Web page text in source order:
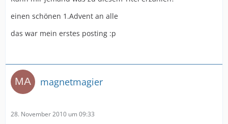
einen schönen 1.Advent an alle
das war mein erstes posting :p
magnetmagier
28. November 2010 um 09:33